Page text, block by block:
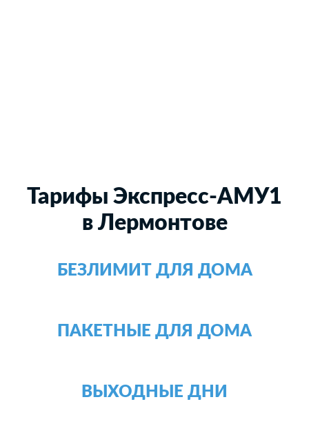
Тарифы Экспресс-АМУ1
в Лермонтове
БЕЗЛИМИТ ДЛЯ ДОМА
ПАКЕТНЫЕ ДЛЯ ДОМА
ВЫХОДНЫЕ ДНИ